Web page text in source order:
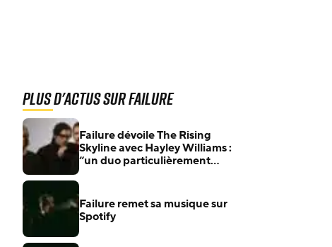
Plus d'actus sur Failure
Failure dévoile The Rising
Skyline avec Hayley Williams :
“un duo particulièrement
Failure remet sa musique sur
Spotify